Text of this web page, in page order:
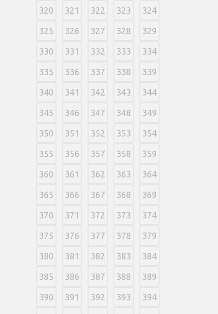
320 321 322 323 324
325 326 327 328 329
330 331 332 333 334
335 336 337 338 339
340 341 342 343 344
345 346 347 348 349
350 351 352 353 354
355 356 357 358 359
360 361 362 363 364
365 366 367 368 369
370 371 372 373 374
375 376 377 378 379
380 381 382 383 384
385 386 387 388 389
390 391 392 393 394